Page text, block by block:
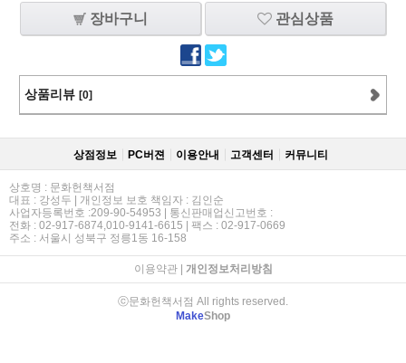
장바구니 관심상품
상품리뷰 [0]
상점정보 PC버젼 이용안내 고객센터 커뮤니티
상호명 : 문화헌책서점
대표 : 강성두 | 개인정보 보호 책임자 : 김인순
사업자등록번호 :209-90-54953 | 통신판매업신고번호 :
전화 : 02-917-6874,010-9141-6615 | 팩스 : 02-917-0669
주소 : 서울시 성북구 정릉1동 16-158
이용약관| 개인정보처리방침
ⓒ문화헌책서점 All rights reserved.
MakeShop